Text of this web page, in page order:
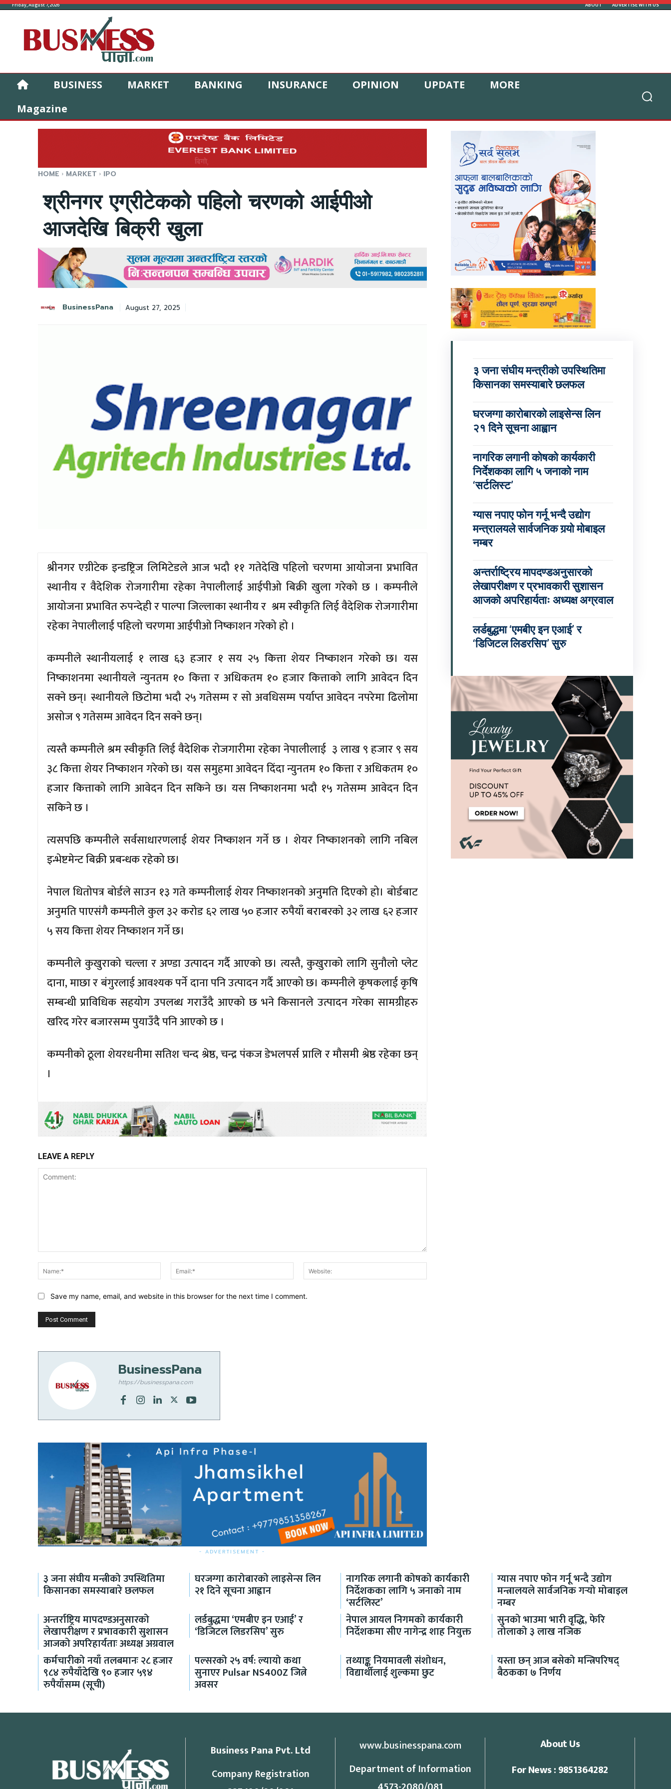
Friday, August 7, 2026 ABOUT ADVERTISE WITH US
BUSINESS MARKET BANKING INSURANCE OPINION UPDATE
MORE
Magazine
HOME MARKET IPO
श्रीनगर एग्रीटेकको पहिलो चरणको आईपीओ
आजदेखि बिक्री खुला
BusinessPana August 27, 2025
श्रीनगर एग्रीटेक इन्डष्ट्रिज लिमिटेडले आज भदौ ११ गतेदेखि पहिलो चरणमा आयोजना प्रभावित
स्थानीय र वैदेशिक रोजगारीमा रहेका नेपालीलाई आईपीओ बिक्री खुला गरेको छ । कम्पनीले
आयोजना प्रभावित रुपन्देही र पाल्पा जिल्लाका स्थानीय र श्रम स्वीकृति लिई वैदेशिक रोजगारीमा
रहेका नेपालीलाई पहिलो चरणमा आईपीओ निष्काशन गरेको हो ।
कम्पनीले स्थानीयलाई १ लाख ६३ हजार १ सय २५ कित्ता शेयर निष्काशन गरेको छ। यस
निष्काशनमा स्थानीयले न्युनतम १० कित्ता र अधिकतम १० हजार कित्ताको लागि आवेदन दिन
सक्ने छन्। स्थानीयले छिटोमा भदौ २५ गतेसम्म र सो अवधिसम्म पर्याप्त आवेदन नपरेमा ढिलोमा
असोज ९ गतेसम्म आवेदन दिन सक्ने छन्।
त्यस्तै कम्पनीले श्रम स्वीकृति लिई वैदेशिक रोजगारीमा रहेका नेपालीलाई ३ लाख ९ हजार ९ सय
३८ कित्ता शेयर निष्काशन गरेको छ। यस समुहमा आवेदन दिंदा न्युनतम १० कित्ता र अधिकतम १०
हजार कित्ताको लागि आवेदन दिन सकिने छ। यस निष्काशनमा भदौ १५ गतेसम्म आवेदन दिन
सकिने छ ।
त्यसपछि कम्पनीले सर्वसाधारणलाई शेयर निष्काशन गर्ने छ । शेयर निष्काशनको लागि नबिल
इन्भेष्टमेन्ट बिक्री प्रबन्धक रहेको छ।
नेपाल धितोपत्र बोर्डले साउन १३ गते कम्पनीलाई शेयर निष्काशनको अनुमति दिएको हो। बोर्डबाट
अनुमति पाएसंगै कम्पनीले कुल ३२ करोड ६२ लाख ५० हजार रुपैयाँ बराबरको ३२ लाख ६२ हजार
५ सय कित्ता शेयर निष्काशन गर्ने छ।
कम्पनीले कुखुराको चल्ला र अण्डा उत्पादन गर्दै आएको छ। त्यस्तै, कुखुराको लागि सुनौलो प्लेट
दाना, माछा र बंगुरलाई आवश्यक पर्ने दाना पनि उत्पादन गर्दै आएको छ। कम्पनीले कृषकलाई कृषि
सम्बन्धी प्राविधिक सहयोग उपलब्ध गराउँदै आएको छ भने किसानले उत्पादन गरेका सामग्रीहरु
खरिद गरेर बजारसम्म पुयाउँदै पनि आएको छ ।
कम्पनीको ठूला शेयरधनीमा सतिश चन्द श्रेष्ठ, चन्द्र पंकज डेभलपर्स प्रालि र मौसमी श्रेष्ठ रहेका छन्
।
LEAVE A REPLY
Name:*
Email:*
Save my name, email, and website in this browser for the next time I comment.
BusinessPana
https://businesspana.com
- ADVERTISEMENT -
३ जना संघीय मन्त्रीको उपस्थितिमा
किसानका समस्याबारे छलफल
घरजग्गा कारोबारको लाइसेन्स लिन
२१ दिने सूचना आह्वान
नागरिक लगानी कोषको कार्यकारी
निर्देशकका लागि ५ जनाको नाम
‘सर्टलिस्ट’
ग्यास नपाए फोन गर्नू भन्दै उद्योग
मन्त्रालयले सार्वजनिक गर्‍यो मोबाइल
नम्बर
अन्तर्राष्ट्रिय मापदण्डअनुसारको
लेखापरीक्षण र प्रभावकारी सुशासन
आजको अपरिहार्यताः अध्यक्ष अग्रवाल
लर्डबुद्धमा ‘एमबीए इन एआई’ र
‘डिजिटल लिडरसिप’ सुरु
३ जना संघीय मन्त्रीको उपस्थितिमा
किसानका समस्याबारे छलफल
घरजग्गा कारोबारको लाइसेन्स लिन
२१ दिने सूचना आह्वान
नागरिक लगानी कोषको कार्यकारी
निर्देशकका लागि ५ जनाको नाम
‘सर्टलिस्ट’
ग्यास नपाए फोन गर्नू भन्दै उद्योग
मन्त्रालयले सार्वजनिक गर्‍यो मोबाइल
नम्बर
अन्तर्राष्ट्रिय मापदण्डअनुसारको
लेखापरीक्षण र प्रभावकारी सुशासन
आजको अपरिहार्यताः अध्यक्ष अग्रवाल
लर्डबुद्धमा ‘एमबीए इन एआई’ र
‘डिजिटल लिडरसिप’ सुरु
नेपाल आयल निगमको कार्यकारी
निर्देशकमा सीए नागेन्द्र शाह नियुक्त
सुनको भाउमा भारी वृद्धि, फेरि
तोलाको ३ लाख नजिक
कर्मचारीको नयाँ तलबमानः २८ हजार
९८४ रुपैयाँदेखि ९० हजार ५९४
रुपैयाँसम्म (सूची)
पल्सरको २५ वर्ष: ल्यायो कथा
सुनाएर Pulsar NS400Z जित्ने
अवसर
तथ्याङ्क नियमावली संशोधन,
विद्यार्थीलाई शुल्कमा छुट
यस्ता छन् आज बसेको मन्त्रिपरिषद्
बैठकका ७ निर्णय
Business Pana Pvt. Ltd
Company Registration
www.businesspana.com
Department of Information
About Us
For News : 9851364282